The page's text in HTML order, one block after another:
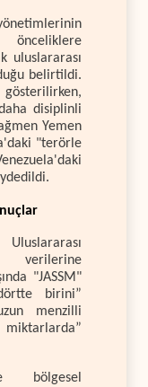
uluslararası
belirtildi.
disiplinli
Yemen
"terörle
verilerine
"JASSM"
birini”
menzilli
miktarlarda”
bölgesel